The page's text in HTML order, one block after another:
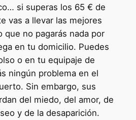
si superas los 65 € de
vas a llevar las mejores
que no pagarás nada por
en tu domicilio. Puedes
o en tu equipaje de
ningún problema en el
Sin embargo, sus
del miedo, del amor, de
y de la desaparición.